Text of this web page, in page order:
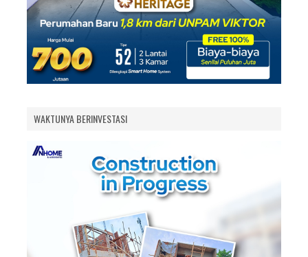
WAKTUNYA BERINVESTASI